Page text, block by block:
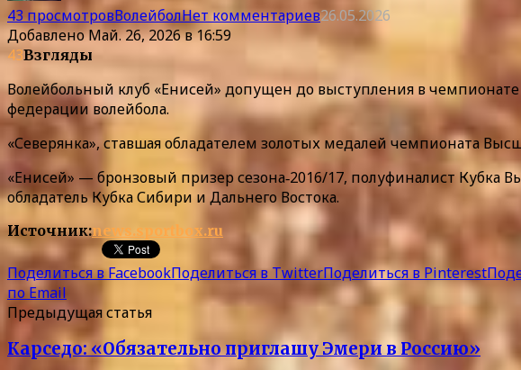
43 просмотровВолейболНет комментариев26.05.2026
ДобавленоМай. 26, 2026 в 16:59
43Взгляды
Волейбольный клуб «Енисей» допущен до выступления в
федерации волейбола.
«Северянка», ставшая обладателем золотых медалей чемпионата
«Енисей» — бронзовый призер сезона‑2016/17, полуфиналист Кубка
обладатель Кубка Сибири и Дальнего Востока.
Источник:news.sportbox.ru
Поделиться в FacebookПоделиться в TwitterПоделиться в Pinterest
по Email
Предыдущая статья
Карседо: «Обязательно приглашу Эмери в Россию»